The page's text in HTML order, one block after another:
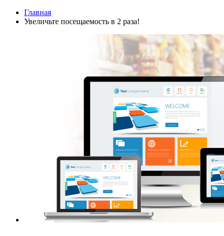
Главная
Увеличьте посещаемость в 2 раза!